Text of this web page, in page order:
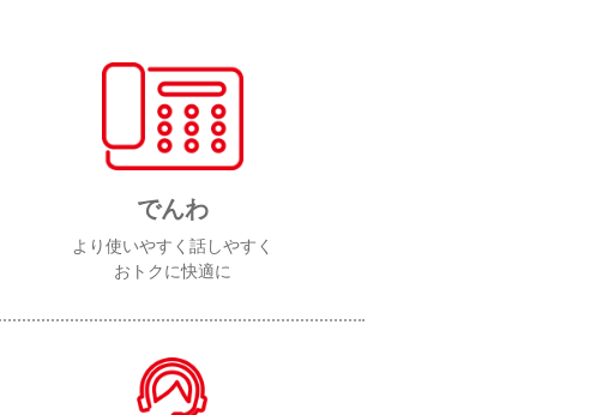
でんわ
より使いやすく話しやすく
おトクに快適に